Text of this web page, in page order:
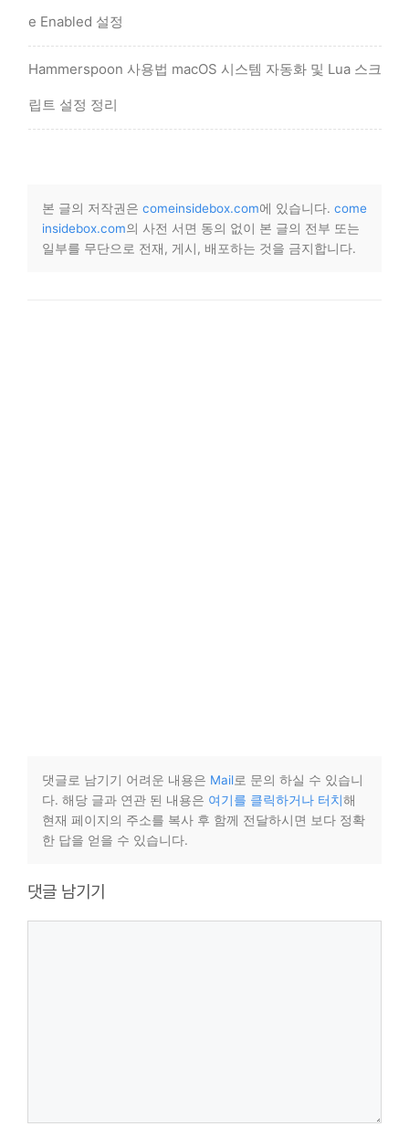
e Enabled 설정
Hammerspoon 사용법 macOS 시스템 자동화 및 Lua 스크
립트 설정 정리
본 글의 저작권은 comeinsidebox.com에 있습니다. come
insidebox.com의 사전 서면 동의 없이 본 글의 전부 또는
일부를 무단으로 전재, 게시, 배포하는 것을 금지합니다.
댓글로 남기기 어려운 내용은 Mail로 문의 하실 수 있습니
다. 해당 글과 연관 된 내용은 여기를 클릭하거나 터치해
현재 페이지의 주소를 복사 후 함께 전달하시면 보다 정확
한 답을 얻을 수 있습니다.
댓글 남기기